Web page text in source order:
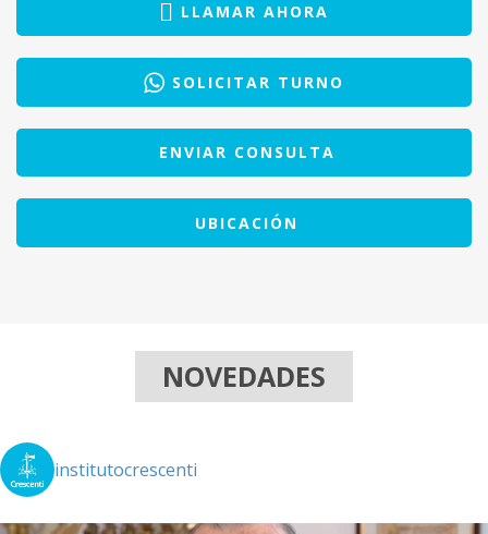
LLAMAR AHORA
SOLICITAR TURNO
ENVIAR CONSULTA
UBICACIÓN
NOVEDADES
institutocrescenti